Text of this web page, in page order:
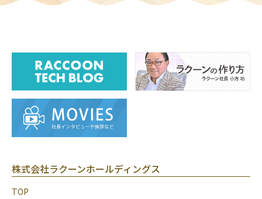
株式会社ラクーンホールディングス
TOP